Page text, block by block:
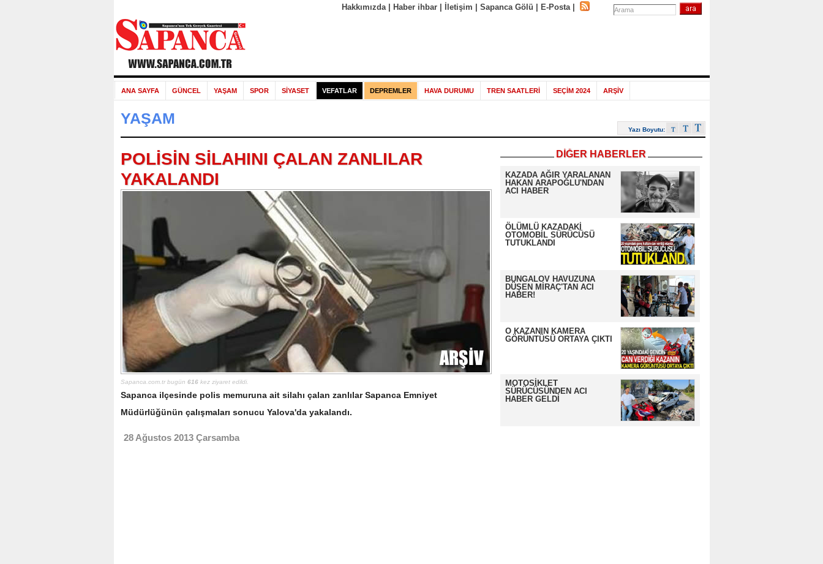
Hakkımızda| Haber ihbar| İletişim Sapanca Gölü E-Posta|
ANA SAYFA GÜNCEL YAŞAM SPOR SİYASET VEFATLAR DEPREMLER HAVA DURUMU TREN SAATLERİ SEÇİM 2024 ARŞİV
YAŞAM
Yazı Boyutu:
DİĞER HABERLER
KAZADA AĞIR YARALANAN
HAKAN ARAPOĞLU'NDAN
ACI HABER
ÖLÜMLÜ KAZADAKİ
OTOMOBİL SÜRÜCÜSÜ
TUTUKLANDI
BUNGALOV HAVUZUNA
DÜŞEN MİRAÇ'TAN ACI
HABER!
O KAZANIN KAMERA
GÖRÜNTÜSÜ ORTAYA ÇIKTI
MOTOSİKLET
SÜRÜCÜSÜNDEN ACI
HABER GELDİ
POLİSİN SİLAHINI ÇALAN ZANLILAR
YAKALANDI
Sapanca.com.tr bugün 616kez ziyaret edildi.
Sapanca ilçesinde polis memuruna ait silahı çalan zanlılar Sapanca Emniyet
Müdürlüğünün çalışmaları sonucu Yalova'da yakalandı.
28 Ağustos 2013 Çarsamba